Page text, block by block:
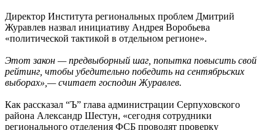
Директор Института региональных проблем Дмитрий
Журавлев назвал инициативу Андрея Воробьева
«политической тактикой в отдельном регионе».
Этот закон — предвыборный шаг, попытка повысить свой
рейтинг, чтобы убедительно победить на сентябрьских
выборах»,— считает господин Журавлев.
Как рассказал “Ъ” глава администрации Серпуховского
района Александр Шестун, «сегодня сотрудники
регионального отделения ФСБ проводят проверку